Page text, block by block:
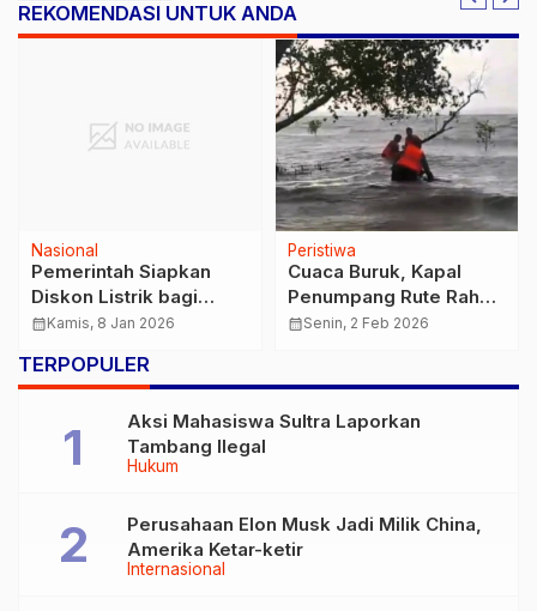
REKOMENDASI UNTUK ANDA
Nasional
Pemerintah Siapkan
Diskon Listrik bagi
Warga Terdampak
Sumbar
calendar_monthKamis, 8 Jan 2026
Peristiwa
Cuaca Buruk, Kapal
Penumpang Rute Raha–
Maligano Tenggelam di
calendar_monthSenin, 2 Feb 2026
TERPOPULER
Hukum
Aksi Mahasiswa Sultra Laporkan
Tambang Ilegal
Internasional
Perusahaan Elon Musk Jadi Milik China,
Amerika Ketar-ketir